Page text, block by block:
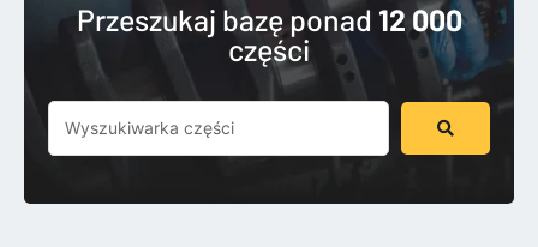
Przeszukaj bazę ponad 12 000
części
Szukaj